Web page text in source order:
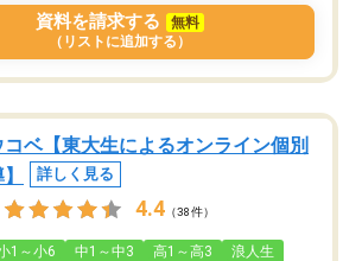
資料を請求する
無料
（リストに追加する）
コベ【東大生によるオンライン個別
詳しく見る
4.4 （38件）
1～小6 中1～中3 高1～高3 浪人生